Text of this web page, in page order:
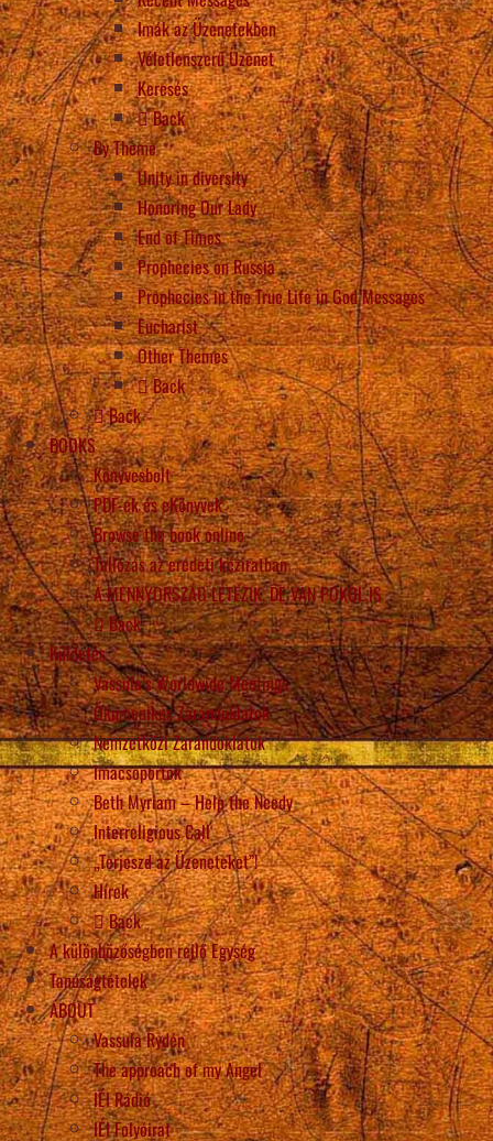
Imák az Üzenetekben
Véletlenszerű Üzenet
Keresés
Back
By Theme
Unity in diversity
Honoring Our Lady
End of Times
Prophecies on Russia
Prophecies in the True Life in God Messages
Eucharist
Other Themes
Back
Back
BOOKS
Könyvesbolt
PDF-ek és eKönyvek
Browse the book online
Tallózás az eredeti kéziratban
A MENNYORSZÁG LÉTEZIK, DE VAN POKOL IS
Back
Küldetés
Vassula’s Worldwide Meetings
Ökumenikus Zarándoklatok
Nemzetközi Zarándoklatok
Imacsoportok
Beth Myriam – Help the Needy
Interreligious Call
„Terjeszd az Üzeneteket”!
Hírek
Back
A különbözőségben rejlő Egység
Tanúságtételek
ABOUT
Vassula Rydén
The approach of my Angel
IÉI Rádió
IÉI Folyóirat